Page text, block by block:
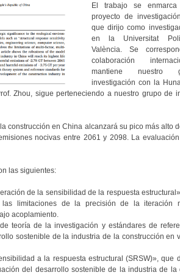
El trabajo se
proyecto de
que dirijo como
en la Universitat
València. Se
colaboración
mantiene nuestro
investigación con la
Zhou, sigue perteneciendo a nuestro grupo de
construcción en China alcanzará su pico más alto
nocivas entre 2061 y 2098. La
las siguientes:
de la sensibilidad de la respuesta
limitaciones de la precisión de la iteración
acoplamiento.
teoría de la investigación y estándares de
sostenible de la industria de la construcción en
a la respuesta estructural (SRSW)», que
del desarrollo sostenible de la industria de la